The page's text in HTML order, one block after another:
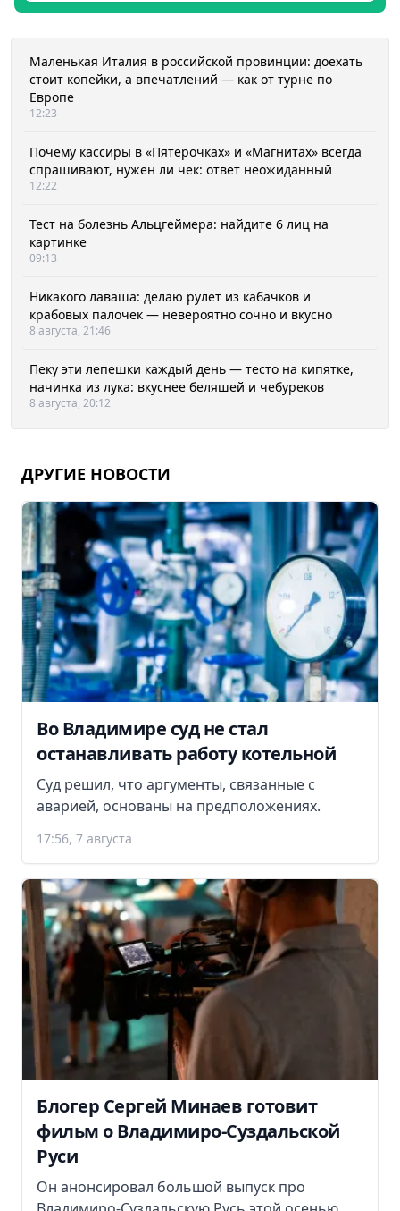
Маленькая Италия в российской провинции: доехать
стоит копейки, а впечатлений — как от турне по
Европе
12:23
Почему кассиры в «Пятерочках» и «Магнитах» всегда
спрашивают, нужен ли чек: ответ неожиданный
12:22
Тест на болезнь Альцгеймера: найдите 6 лиц на
картинке
09:13
Никакого лаваша: делаю рулет из кабачков и
крабовых палочек — невероятно сочно и вкусно
8 августа, 21:46
Пеку эти лепешки каждый день — тесто на кипятке,
начинка из лука: вкуснее беляшей и чебуреков
8 августа, 20:12
ДРУГИЕ НОВОСТИ
Во Владимире суд не стал
останавливать работу котельной
Суд решил, что аргументы, связанные с
аварией, основаны на предположениях.
17:56, 7 августа
Блогер Сергей Минаев готовит
фильм о Владимиро-Суздальской
Руси
Он анонсировал большой выпуск про